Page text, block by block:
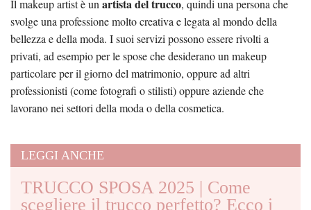
Il makeup artist è unartista del trucco, quindi una persona che
svolge una professione molto creativa e legata al mondo della
bellezza e della moda. I suoi servizi possono essere rivolti a
privati, ad esempio per le spose che desiderano un makeup
particolare per il giorno del matrimonio, oppure ad altri
professionisti (come fotografi o stilisti) oppure aziende che
lavorano nei settori della moda o della cosmetica.
LEGGI ANCHE
TRUCCO SPOSA 2025 | Come
scegliere il trucco perfetto? Ecco i